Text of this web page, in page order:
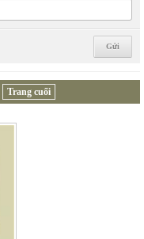
Trang cuối